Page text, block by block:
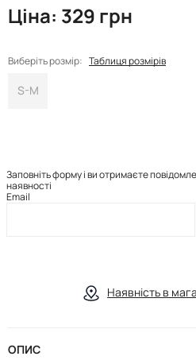
Ціна: 329 грн
Виберіть розмір: Таблиця розмірів
S-M
Заповніть форму і ви отримаєте
наявності
Email
Наявність в
ОПИС